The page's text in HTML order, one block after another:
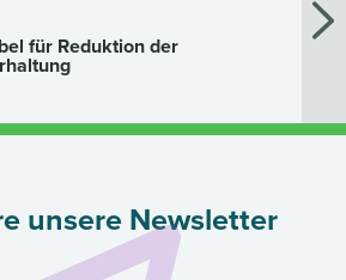
für Reduktion der
unsere Newsletter